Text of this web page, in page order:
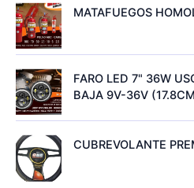
MATAFUEGOS
FARO LED 7" 36W
BAJA 9V-36V
CUBREVOLANTE